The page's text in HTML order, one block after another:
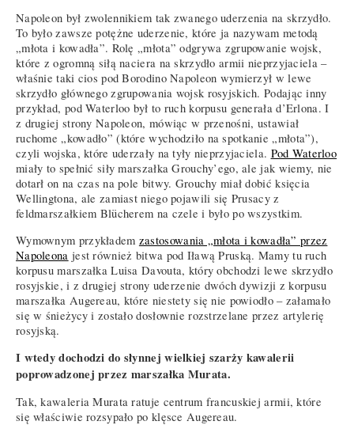
Napoleon był zwolennikiem tak zwanego uderzenia na skrzydło.
To było zawsze potężne uderzenie, które ja nazywam metodą
„młota i kowadła”. Rolę „młota” odgrywa zgrupowanie wojsk,
które z ogromną siłą naciera na skrzydło armii nieprzyjaciela –
właśnie taki cios pod Borodino Napoleon wymierzył w lewe
skrzydło głównego zgrupowania wojsk rosyjskich. Podając inny
przykład, pod Waterloo był to ruch korpusu generała d’Erlona. I
z drugiej strony Napoleon, mówiąc w przenośni, ustawiał
ruchome „kowadło” (które wychodziło na spotkanie „młota”),
czyli wojska, które uderzały na tyły nieprzyjaciela. Pod Waterloo
miały to spełnić siły marszałka Grouchy’ego, ale jak wiemy, nie
dotarł on na czas na pole bitwy. Grouchy miał dobić księcia
Wellingtona, ale zamiast niego pojawili się Prusacy z
feldmarszałkiem Blücherem na czele i było po wszystkim.
Wymownym przykładem zastosowania „młota i kowadła” przez
Napoleona jest również bitwa pod Iławą Pruską. Mamy tu ruch
korpusu marszałka Luisa Davouta, który obchodzi lewe skrzydło
rosyjskie, i z drugiej strony uderzenie dwóch dywizji z korpusu
marszałka Augereau, które niestety się nie powiodło – załamało
się w śnieżycy i zostało dosłownie rozstrzelane przez artylerię
rosyjską.
I wtedy dochodzi do słynnej wielkiej szarży kawalerii
poprowadzonej przez marszałka Murata.
Tak, kawaleria Murata ratuje centrum francuskiej armii, które
się właściwie rozsypało po klęsce Augereau.